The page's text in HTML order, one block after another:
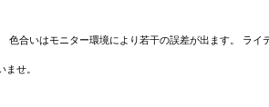
合いはモニター環境により若干の誤差が出ます。 ライ
せ。